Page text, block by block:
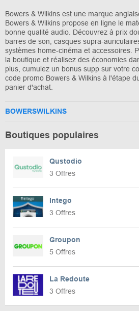
Bowers & Wilkins est une marque
Bowers & Wilkins propose en ligne le
bonne qualité audio. Découvrez à prix
barres de son, casques supra-
systèmes home-cinéma et accessoires.
la boutique et réalisez des économies
plus, cumulez un bonus supp sur votre
code promo Bowers & Wilkins à l'étape
panier d'achat.
BOWERSWILKINS
Boutiques populaires
Qustodio
3 Offres
Intego
3 Offres
Groupon
5 Offres
La Redoute
3 Offres